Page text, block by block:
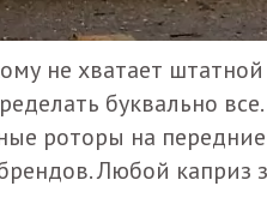
не хватает
буквально
роторы на
Любой каприз